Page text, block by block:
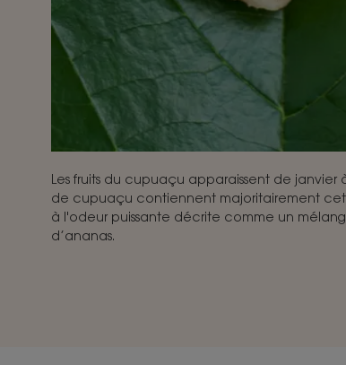
Les fruits du cupuaçu apparaissent de janvier
de cupuaçu contiennent majoritairement
à l'odeur puissante décrite comme un
d’ananas.